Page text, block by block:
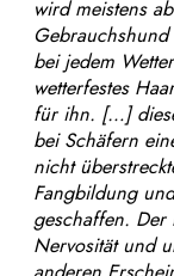
wird meistens
bei jedem
wetterfestes
für ihn. […]
bei Schäfern
nicht
Fangbildung
geschaffen. Der
Nervosität und